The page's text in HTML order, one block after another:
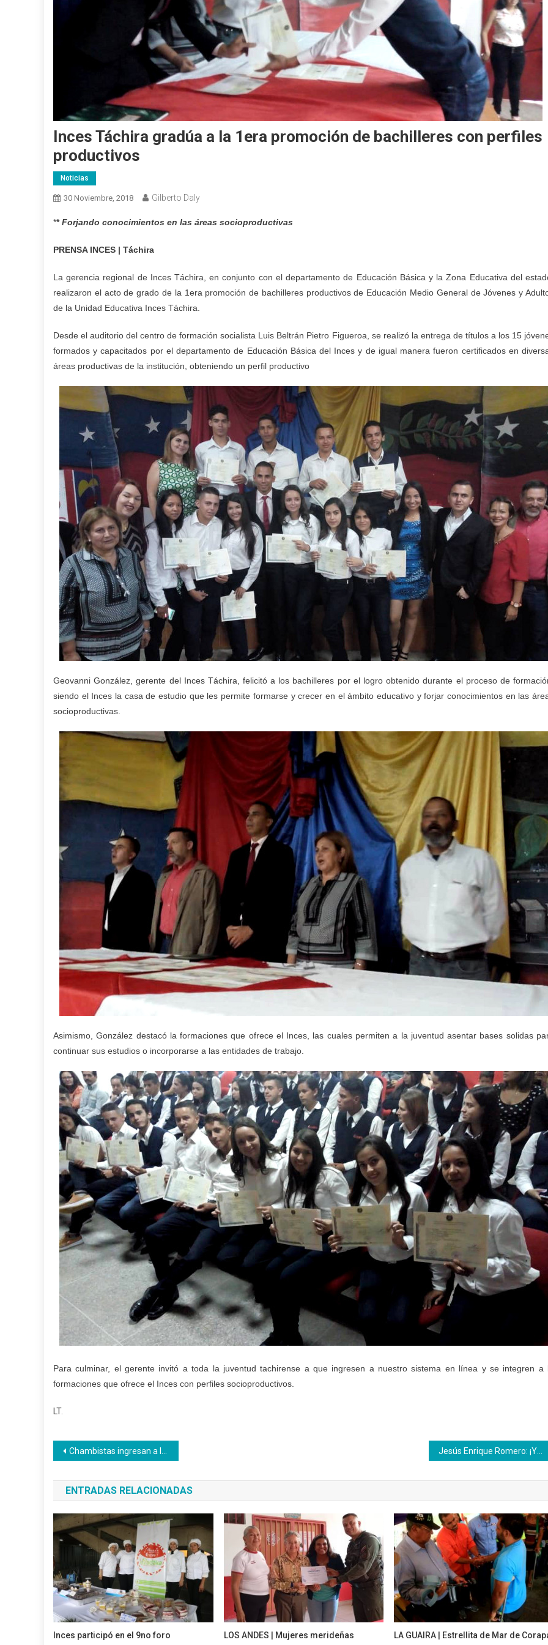
Inces Táchira gradúa a la 1era promoción de bachilleres con perfiles
productivos
Noticias
30 Noviembre, 2018 Gilberto Daly
**Forjando conocimientos en las áreas socioproductivas
PRENSA INCES | Táchira
La gerencia regional de Inces Táchira, en conjunto con el departamento de Educación Básica y la Zona Educativa del
realizaron el acto de grado de la 1era promoción de bachilleres productivos de Educación Medio General de Jóvenes y
de la Unidad Educativa Inces Táchira.
Desde el auditorio del centro de formación socialista Luis Beltrán Pietro Figueroa, se realizó la entrega de títulos a los 15
formados y capacitados por el departamento de Educación Básica del Inces y de igual manera fueron certificados en
áreas productivas de la institución, obteniendo un perfil productivo
Geovanni González, gerente del Inces Táchira, felicitó a los bachilleres por el logro obtenido durante el proceso de
siendo el Inces la casa de estudio que les permite formarse y crecer en el ámbito educativo y forjar conocimientos en las
socioproductivas.
Asimismo, González destacó la formaciones que ofrece el Inces, las cuales permiten a la juventud asentar bases solidas
continuar sus estudios o incorporarse a las entidades de trabajo.
Para culminar, el gerente invitó a toda la juventud tachirense a que ingresen a nuestro sistema en línea y se integren a
formaciones que ofrece el Inces con perfiles socioproductivos.
LT.
Navegación
de
entradas
Chambistas ingresan a las nóminas del Banco Bicentenario en Yaracuy
ENTRADAS RELACIONADAS
Inces participó en el 9no foro
LOS ANDES | Mujeres merideñas
LA GUAIRA | Estrellita de Mar de